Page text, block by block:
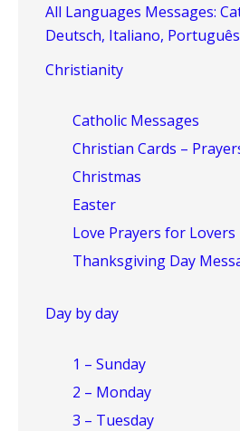
All Languages Messages:
Deutsch, Italiano,
Christianity
Catholic Messages
Christian Cards –
Christmas
Easter
Love Prayers for Lovers
Thanksgiving Day
Day by day
1 – Sunday
2 – Monday
3 – Tuesday